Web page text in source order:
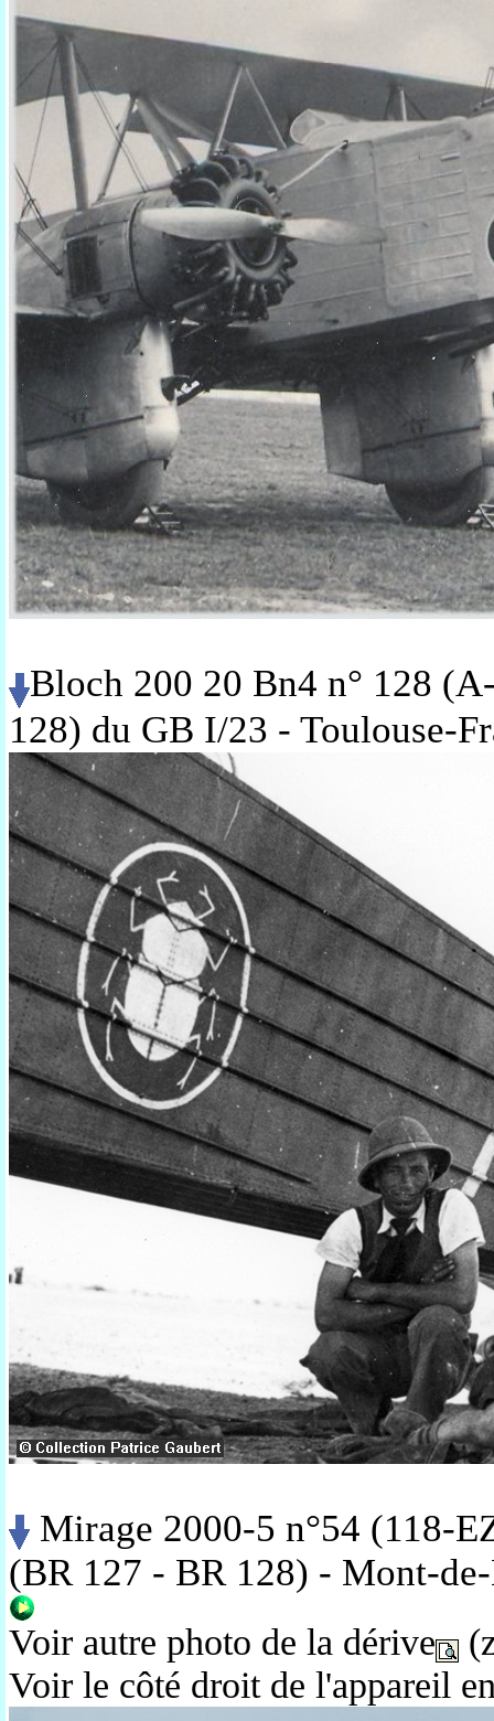
Bloch 200 20 Bn4 n° 128
128) du GB I/23 - Toulouse-
Mirage 2000-5 n°54 (118-
(BR 127 - BR 128) - Mont-
Voir autre photo de la dérive
Voir le côté droit de l'appareil